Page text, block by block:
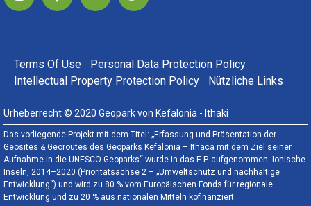
FOOTER MENU
Terms Of Use
Personal Data Protection Policy
Intellectual Property Protection Policy
Nützliche Links
Urheberrecht © 2020 Geopark von Kefalonia - Ithaki
Das vorliegende Projekt mit dem Titel: „Erfassung und Präsentation der
Geosites & Georoutes des Geoparks Kefalonia – Ithaca mit dem Ziel seiner
Aufnahme in die UNESCO-Geoparks“ wurde in das E.P. aufgenommen. Ionische
Inseln, 2014–2020 (Prioritätsachse 2 – „Umweltschutz und nachhaltige
Entwicklung“) und wird zu 80 % vom Europäischen Fonds für regionale
Entwicklung und zu 20 % aus nationalen Mitteln kofinanziert.